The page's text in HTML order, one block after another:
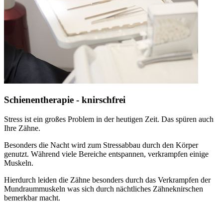
Schienentherapie - knirschfrei
Stress ist ein großes Problem in der heutigen Zeit. Das spüren auch
Ihre Zähne.
Besonders die Nacht wird zum Stressabbau durch den Körper
genutzt. Während viele Bereiche entspannen, verkrampfen einige
Muskeln.
Hierdurch leiden die Zähne besonders durch das Verkrampfen der
Mundraummuskeln was sich durch nächtliches Zähneknirschen
bemerkbar macht.